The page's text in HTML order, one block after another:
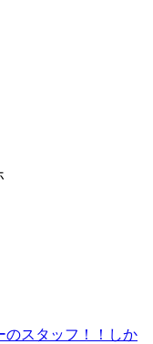
のスタッフ！！しか